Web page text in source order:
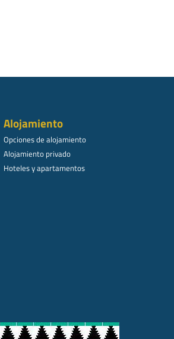
Alojamiento
Opciones de alojamiento
Alojamiento privado
Hoteles y apartamentos